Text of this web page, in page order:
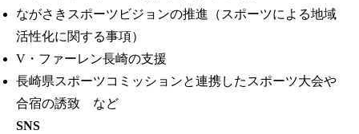
ながさきスポーツビジョンの推進（スポーツによる地域
活性化に関する事項）
V・ファーレン長崎の支援
長崎県スポーツコミッションと連携したスポーツ大会や
合宿の誘致 など
SNS